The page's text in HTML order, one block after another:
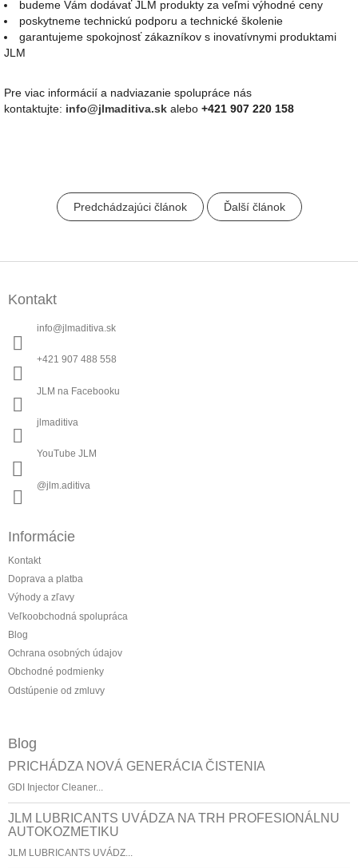
budeme Vám dodávať JLM produkty za veľmi výhodné ceny
poskytneme technickú podporu a technické školenie
garantujeme spokojnosť zákazníkov s inovatívnymi produktami
JLM
Pre viac informácií a nadviazanie spolupráce nás
kontaktujte: info@jlmaditiva.sk alebo +421 907 220 158
Predchádzajúci článok Ďalší článok
Kontakt
info@jlmaditiva.sk
+421 907 488 558
JLM na Facebooku
jlmaditiva
YouTube JLM
@jlm.aditiva
Informácie
Kontakt
Doprava a platba
Výhody a zľavy
Veľkoobchodná spolupráca
Blog
Ochrana osobných údajov
Obchodné podmienky
Odstúpenie od zmluvy
Blog
PRICHÁDZA NOVÁ GENERÁCIA ČISTENIA
GDI Injector Cleaner...
JLM LUBRICANTS UVÁDZA NA TRH PROFESIONÁLNU
AUTOKOZMETIKU
JLM LUBRICANTS UVÁDZ...